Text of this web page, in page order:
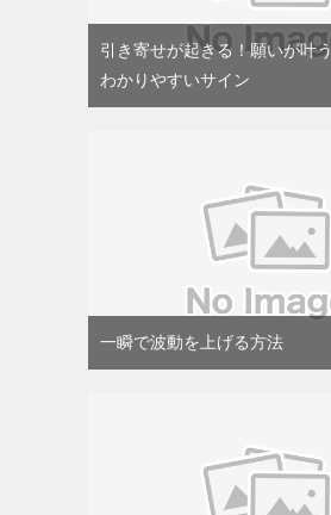
引き寄せが起きる！願いが叶
わかりやすいサイン
一瞬で波動を上げる方法